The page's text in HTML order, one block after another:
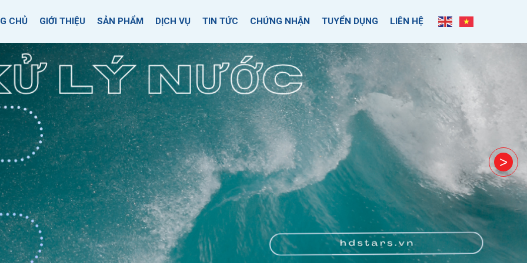
CHỦ GIỚI THIỆU SẢN PHẨM DỊCH VỤ TIN TỨC CHỨNG NHẬN TUYỂN DỤNG LIÊN HỆ